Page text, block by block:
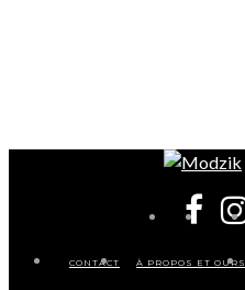
CONTACT À PROPOS ET OURS